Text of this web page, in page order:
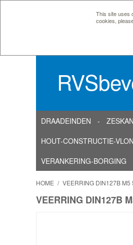
This site uses
cookies,
DRAADEINDEN
HOUT-CONSTRUCTIE-
VERANKERING-BORGING
HOME / VEERRING DIN127B
VEERRING DIN127B